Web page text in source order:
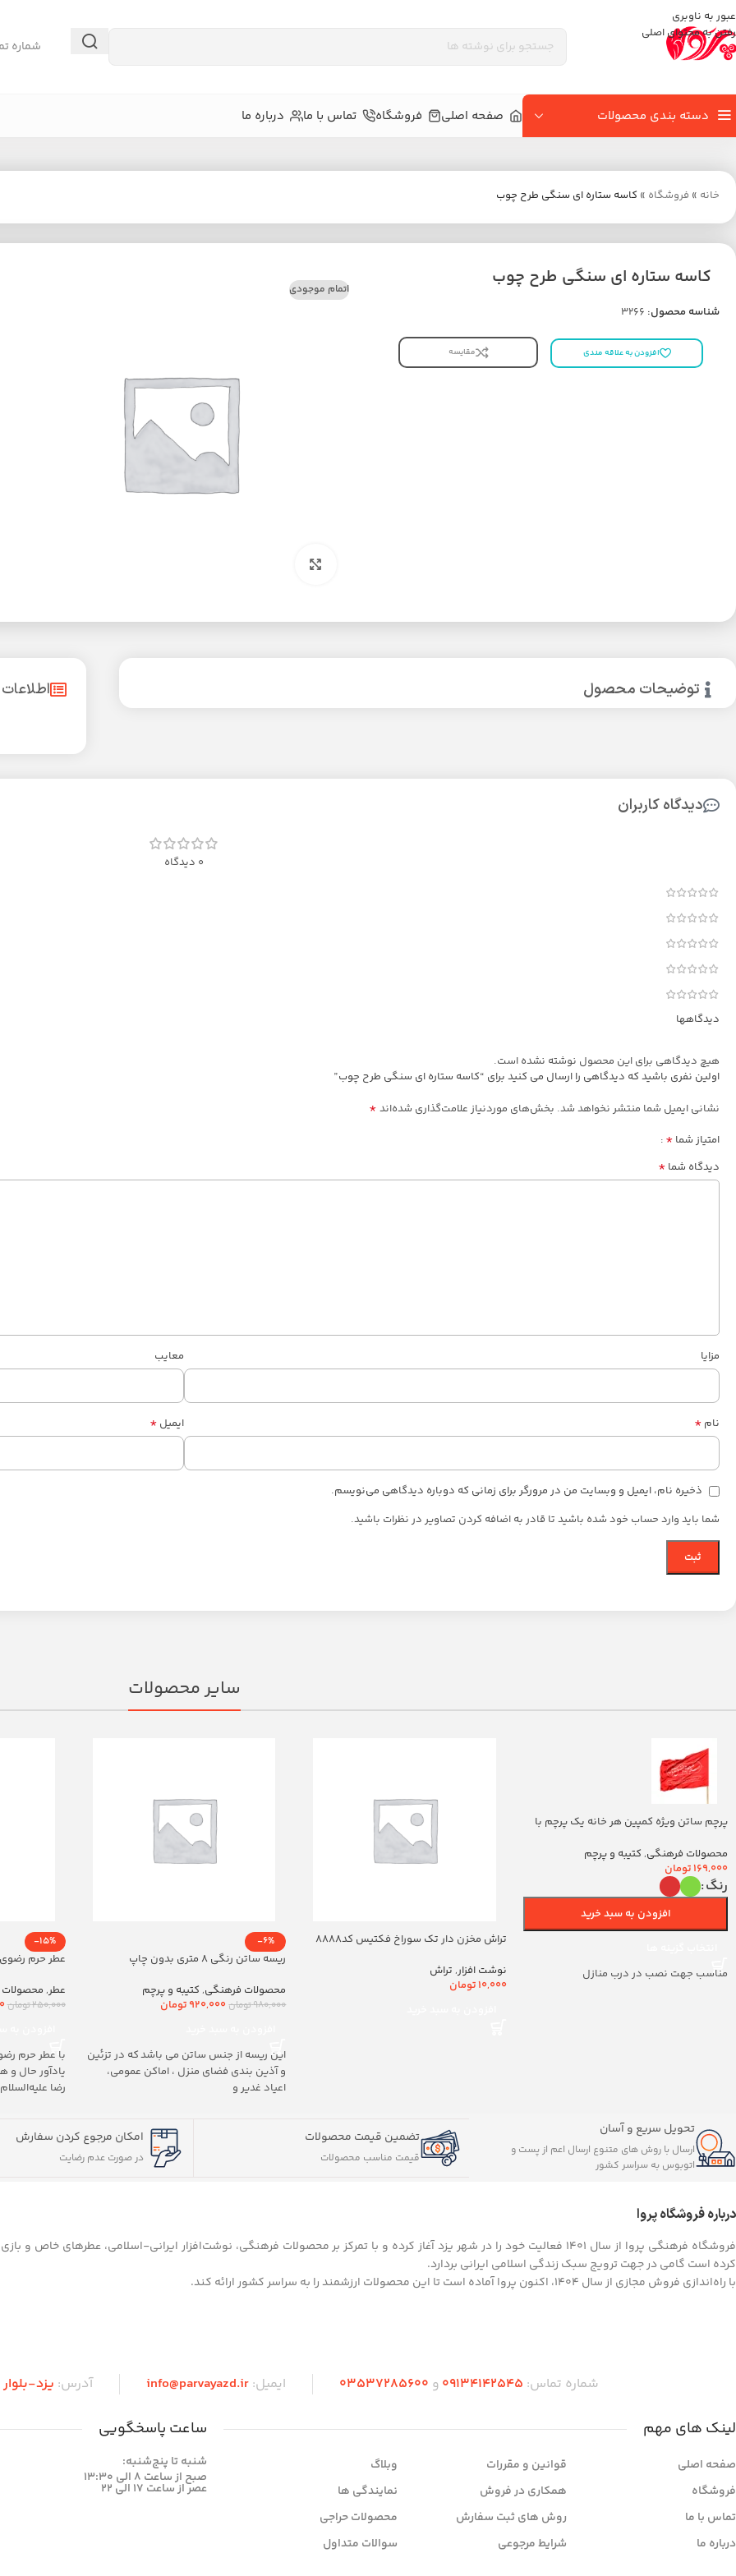
عبور به ناوبری
رفتن به محتوای اصلی
شماره
دسته بندی محصولات صفحه اصلی فروشگاه تماس با ما درباره ما
خانه » فروشگاه » کاسه ستاره ای سنگی طرح چوب
کاسه ستاره ای سنگی طرح چوب
شناسه محصول: 3266
افزودن به علاقه مندی مقایسه
اتمام موجودی
توضیحات محصول
دیدگاه کاربران
0 دیدگاه
دیدگاهها
هیچ دیدگاهی برای این محصول نوشته نشده است.
اولین نفری باشید که دیدگاهی را ارسال می کنید برای “کاسه ستاره ای سنگی طرح چوب”
نشانی ایمیل شما منتشر نخواهد شد. بخش‌های موردنیاز علامت‌گذاری شده‌اند *
امتیاز شما *
دیدگاه شما *
مزایا معایب
نام * ایمیل *
ذخیره نام، ایمیل و وبسایت من در مرورگر برای زمانی که دوباره دیدگاهی می‌نویسم.
شما باید وارد حساب خود شده باشید تا قادر به اضافه کردن تصاویر در نظرات باشید.
سایر محصولات
پرچم ساتن ویژه کمپین هر خانه یک پرچم با
محصولات فرهنگی, کتیبه و پرچم
169,000تومان
رنگ
افزودن به سبد خرید
مناسب جهت نصب در درب منازل
تراش مخزن دار تک سوراخ فکتیس کد8888
نوشت افزار, تراش
10,000تومان
-6%
ریسه ساتن رنگی 8 متری بدون چاپ
محصولات فرهنگی, کتیبه و پرچم
980,000تومان920,000تومان
این ریسه از جنس ساتن می باشد که در تزئین
و آذین بندی فضای منزل ، اماکن عمومی،
اعیاد غدیر و
-15%
عطر حرم رضوی 20ml
عطر,
250,000تومان
با عطر حرم
یادآور حال
رضا علیه‌السلام
تحویل سریع و آسان
ارسال با روش های متنوع ارسال اعم از پست و
اتوبوس به سراسر کشور
تضمین قیمت محصولات
قیمت مناسب محصولات
امکان مرجوع کردن سفارش
در صورت عدم رضایت
درباره فروشگاه پروا
فروشگاه فرهنگی پروا از سال ۱۴۰۱ فعالیت خود را در شهر یزد آغاز کرده و با تمرکز بر محصولات فرهنگی، نوشت‌افزار ایرانی-اسلامی، عطرهای خاص
کرده است گامی در جهت ترویج سبک زندگی اسلامی ایرانی بردارد.
با راه‌اندازی فروش مجازی از سال ۱۴۰۴، اکنون پروا آماده است تا این محصولات ارزشمند را به سراسر کشور ارائه کند.
شماره تماس: 09134142545 و 03537285600 ایمیل: info@parvayazd.ir آدرس: یزد-
لینک های مهم
صفحه اصلی
فروشگاه
تماس با ما
درباره ما
قوانین و مقررات
همکاری در فروش
روش های ثبت سفارش
شرایط مرجوعی
وبلاگ
نمایندگی ها
محصولات حراجی
سوالات متداول
ساعت پاسخگویی
شنبه تا پنج‌شنبه:
صبح از ساعت 8 الی 13:30
عصر از ساعت 17 الی 22